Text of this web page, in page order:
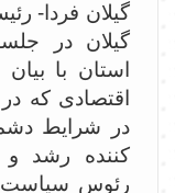
گیلان فردا-
گیلان در
استان با
اقتصادی که
در شرایط
کننده رشد
رئوس